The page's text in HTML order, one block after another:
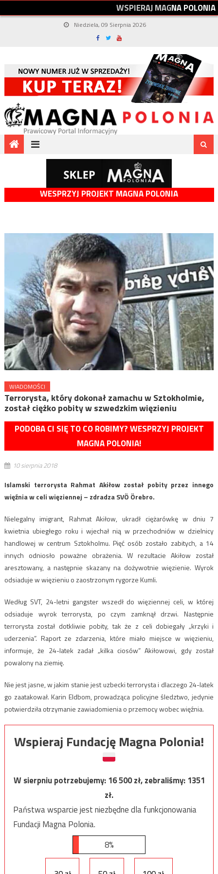
WSPIERAJMAGNAPOLONIA
Niedziela, 09 Sierpnia 2026
WESPRZYJ PROJEKT MAGNA POLONIA
WIADOMOŚCI
Terrorysta, który dokonał zamachu w Sztokholmie,
został ciężko pobity w szwedzkim więzieniu
PODOBA CI SIĘ TO CO ROBIMY? WESPRZYJ PROJEKT
MAGNA POLONIA!
10 sierpnia 2018
Islamski terrorysta Rahmat Akiłow został pobity przez innego
więźnia w celi więziennej – zdradza SVÖ Örebro.
Nielegalny imigrant, Rahmat Akiłow, ukradł ciężarówkę w dniu 7
kwietnia ubiegłego roku i wjechał nią w przechodniów w dzielnicy
handlowej w centrum Sztokholmu. Pięć osób zostało zabitych, a 14
innych odniosło poważne obrażenia. W rezultacie Akiłow został
aresztowany, a następnie skazany na dożywotnie więzienie. Wyrok
odsiaduje w więzieniu o zaostrzonym rygorze Kumli.
Według SVT, 24-letni gangster wszedł do więziennej celi, w której
odsiaduje wyrok terrorysta, po czym zamknął drzwi. Następnie
terrorysta został dotkliwie pobity, tak że z celi dobiegały „krzyki i
uderzenia”. Raport ze zdarzenia, które miało miejsce w więzieniu,
informuje, że 24-latek zadał „kilka ciosów” Akiłowowi, gdy został
powalony na ziemię.
Nie jest jasne, w jakim stanie jest uzbecki terrorysta i dlaczego 24-latek
go zaatakował. Karin Eldbom, prowadząca policyjne śledztwo, jedynie
potwierdziła otrzymanie zawiadomienia o przemocy wobec więźnia.
Wspieraj Fundację Magna Polonia!
W sierpniu potrzebujemy:16 500zł, zebraliśmy:1351
zł.
Państwa wsparcie jest niezbędne dla funkcjonowania
Fundacji Magna Polonia.
8%